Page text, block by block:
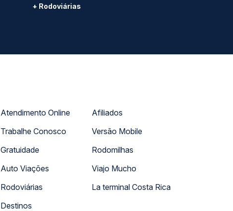
+ Rodoviárias
Atendimento Online
Trabalhe Conosco
Gratuidade
Auto Viações
Rodoviárias
Destinos
Afiliados
Versão Mobile
Rodomilhas
Viajo Mucho
La terminal Costa Rica